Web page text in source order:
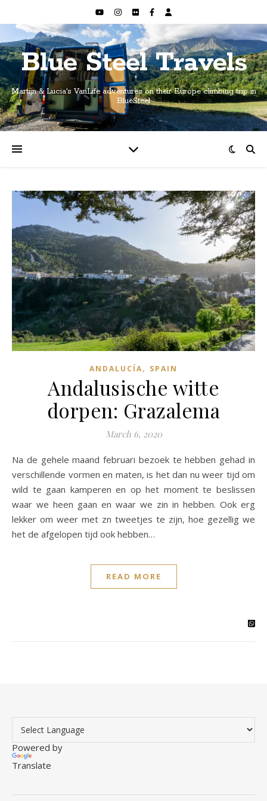
Blue Steel Travels
Martijn & Lucia's VanLife adventures on their Europe climbing trip in
BlueSteel
ANDALUCÍA, SPAIN
Andalusische witte
dorpen: Grazalema
March 6, 2020
Na de gehele maand februari bezoek te hebben gehad in
verschillende vormen en maten, is het dan nu weer tijd om
wild te gaan kamperen en op het moment te beslissen
waar we heen gaan en waar we zin in hebben. Ook erg
lekker om weer met zn tweetjes te zijn, hoe gezellig we
het de afgelopen tijd ook hebben…
READ MORE
Powered by
Translate